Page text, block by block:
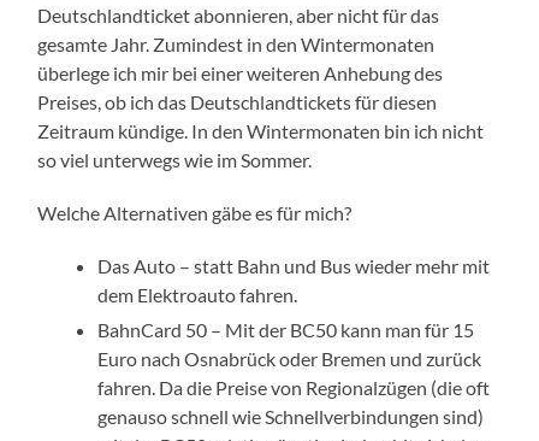
Deutschlandticket abonnieren, aber nicht für das
gesamte Jahr. Zumindest in den Wintermonaten
überlege ich mir bei einer weiteren Anhebung des
Preises, ob ich das Deutschlandtickets für diesen
Zeitraum kündige. In den Wintermonaten bin ich nicht
so viel unterwegs wie im Sommer.
Welche Alternativen gäbe es für mich?
Das Auto – statt Bahn und Bus wieder mehr mit
dem Elektroauto fahren.
BahnCard 50 – Mit der BC50 kann man für 15
Euro nach Osnabrück oder Bremen und zurück
fahren. Da die Preise von Regionalzügen (die oft
genauso schnell wie Schnellverbindungen sind)